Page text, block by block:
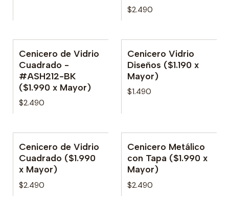
$2.490
Cenicero de Vidrio
Cuadrado -
#ASH212-BK
($1.990 x Mayor)
$2.490
Cenicero Vidrio
Diseños ($1.190 x
Mayor)
$1.490
Cenicero de Vidrio
Cuadrado ($1.990
x Mayor)
$2.490
Cenicero Metálico
con Tapa ($1.990 x
Mayor)
$2.490